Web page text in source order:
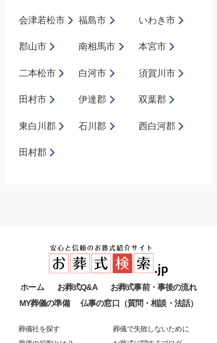
会津若松市 福島市 いわき市
郡山市 南相馬市 本宮市
二本松市 白河市 須賀川市
田村市 伊達郡 双葉郡
東白川郡 石川郡 西白河郡
田村郡
ホーム お葬式Q&A
お葬式事前・事後の流れ
MY葬儀の準備
仏事の窓口（質問・相談・法話）
葬儀社を探す
葬儀で失敗しないために